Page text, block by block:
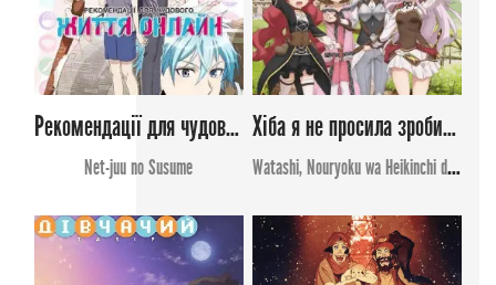
Рекомендації для чудового життя онлайн
Net-juu no Susume
Хіба я не просила зробити мої здібності у наступному житті посередніми?!
Watashi, Nouryoku wa Heikinchi de tte Itta yo ne!